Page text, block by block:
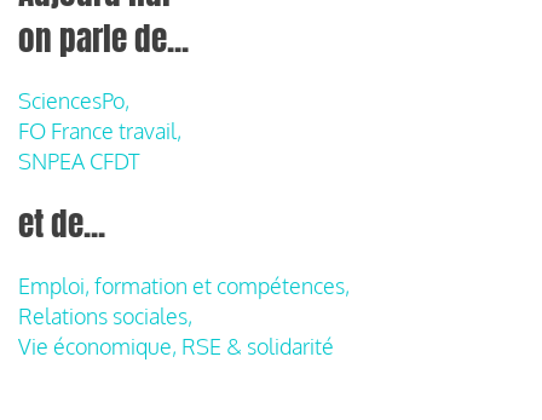
on parle de...
SciencesPo,
FO France travail,
SNPEA CFDT
et de...
Emploi, formation et compétences,
Relations sociales,
Vie économique, RSE & solidarité